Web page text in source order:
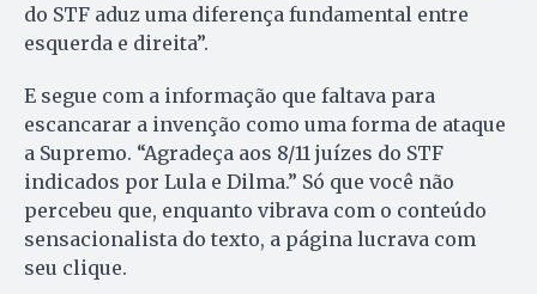
do STF aduz uma diferença fundamental entre
esquerda e direita”.
E segue com a informação que faltava para
escancarar a invenção como uma forma de ataque
a Supremo. “Agradeça aos 8/11 juízes do STF
indicados por Lula e Dilma.” Só que você não
percebeu que, enquanto vibrava com o conteúdo
sensacionalista do texto, a página lucrava com
seu clique.